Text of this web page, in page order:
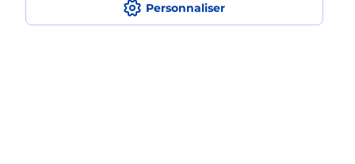
Personnaliser
Envoyer un petit colis au meilleur